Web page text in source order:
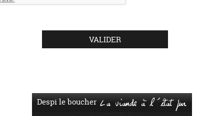
Despi le boucher La viande à l'état pur